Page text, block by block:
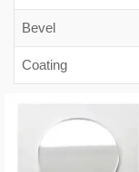
Bevel
Coating